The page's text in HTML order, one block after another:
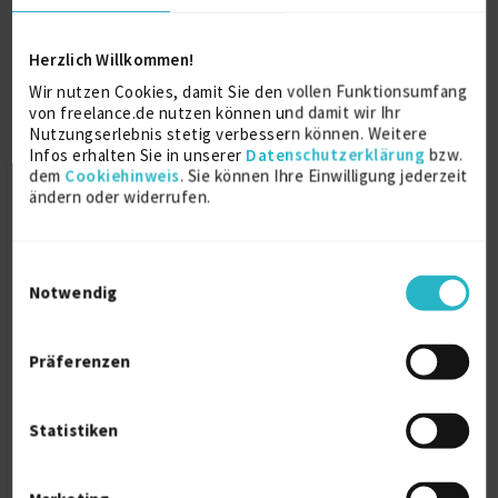
Herzlich Willkommen!
Wir nutzen Cookies, damit Sie den vollen Funktionsumfang
von freelance.de nutzen können und damit wir Ihr
Nutzungserlebnis stetig verbessern können. Weitere
Infos erhalten Sie in unserer Datenschutzerklärung bzw.
dem Cookiehinweis. Sie können Ihre Einwilligung jederzeit
ändern oder widerrufen.
Notwendig
Präferenzen
Statistiken
Des Weiteren habe ich Software-Lösungen im
implementiert und die Anwender in diesen Bereichen
geschult. Vor meiner Tätigkeit als Berater war ich
einige Jahre operativ im Controlling, Vertrieb,
Personalwesen und in der kaufmännischen
Projektleitung von Industrie- und
Telekommunikations- Unternehmen tätig.
Full Life Projekte und Roll Out Erfahrungen 20
SAP – Debitorenbuchhaltung (FI-AR)
SAP – Banking